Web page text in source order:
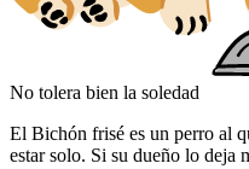
No tolera bien la soledad
El Bichón frisé es un perro al
estar solo. Si su dueño lo deja